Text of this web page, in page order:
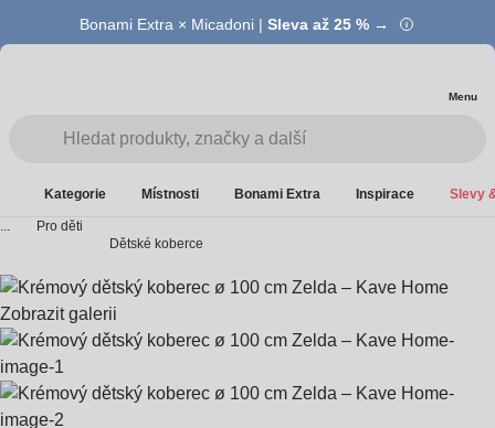
Bonami Extra × Micadoni | Sleva až 25 % →
Summer Sale | Ušetřete až 40 % →
Menu
Kategorie Místnosti Bonami Extra Inspirace Slevy
...
Pro děti
Dětské koberce
Zobrazit galerii